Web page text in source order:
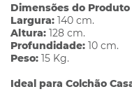
Dimensões do Produto
Largura: 140 cm.
Altura: 128 cm.
Profundidade: 10 cm.
Peso: 15 Kg.
Ideal para Colchão